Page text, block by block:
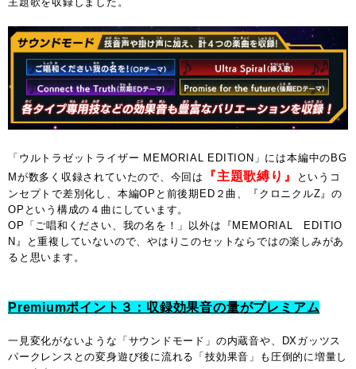
「ウルトラゼットライザー MEMORIAL EDITION」には本編中のBG
Mが数多く収録されていたので、今回は
『主題歌縛り』
というコ
ンセプトで差別化し、本編OPと前後期ED２曲、『クロニクルZ』の
OPという構成の４曲にしています。
OP「ご唱和ください、我の名を！」以外は『MEMORIAL EDITIO
N』と重複していないので、やはりこのセットならではの楽しみがあ
ると思います。
Premiumポイント３：収録効果音の量がプレミアム
一見変化がないような「サウンドモード」の内蔵音や、DXガッツス
パークレンスとの変身遊び後に流れる「技効果音」も圧倒的に増量し